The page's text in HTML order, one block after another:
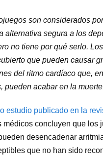
son considerados
alternativa segura a los
no tiene por qué serlo.
que pueden causar
del ritmo cardíaco que,
pueden acabar en la
estudio publicado en la
médicos concluyen que los
desencadenar
que no han sido